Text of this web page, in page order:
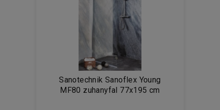
Sanotechnik Sanoflex Young
MF80 zuhanyfal 77x195 cm